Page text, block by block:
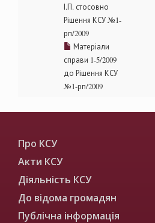
І.П. стосовно
Рішення КСУ №1-
рп/2009
Матеріали
справи 1-5/2009
до Рішення КСУ
№1-рп/2009
Про КСУ
Акти КСУ
Діяльність КСУ
До відома громадян
Публічна інформація